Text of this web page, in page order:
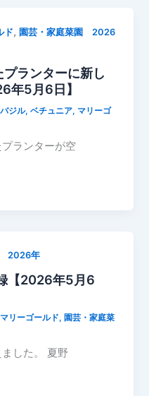
ド,園芸・家庭菜園 2026
ランターに新し
年5月6日】
バジル,ベチュニア, マリーゴ
ランターが空
2026年
【2026年5月6
マリーゴールド, 園芸・家庭菜
した。 夏野